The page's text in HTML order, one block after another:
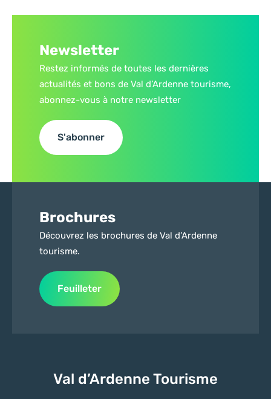
Newsletter
Restez informés de toutes les dernières
actualités et bons de Val d’Ardenne tourisme,
abonnez-vous à notre newsletter
S'abonner
Brochures
Découvrez les brochures de Val d’Ardenne
tourisme.
Feuilleter
Val d’Ardenne Tourisme